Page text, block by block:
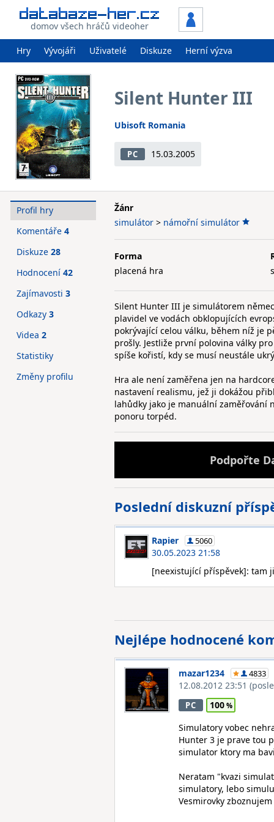
domov všech hráčů videoher
Hry Vývojáři Uživatelé Diskuze Herní výzva
Silent Hunter III
Ubisoft Romania
PC 15.03.2005
Žánr
simulátor > námořní simulátor
Forma
placená hra
Silent Hunter III je simulátorem
plavidel ve vodách obklopujících
pokrývající celou válku, během níž je
prošly. Jestliže první polovina války
spíše kořistí, kdy se musí neustále
Hra ale není zaměřena jen na
nastavení realismu, jež ji dokážou
lahůdky jako je manuální zaměřování
ponoru torpéd.
Podpořte
Poslední diskuzní
Rapier 5060
30.05.2023 21:58
[neexistující příspěvek]: tam
Nejlépe hodnocené
mazar1234 4833
12.08.2012 23:51
PC
100
Simulatory vobec
Hunter 3 je prave tou
simulator ktory ma
Neratam "kvazi
simulatory, lebo
Vesmirovky
Profil hry
Komentáře 4
Diskuze 28
Hodnocení 42
Zajímavosti 3
Odkazy 3
Videa 2
Statistiky
Změny profilu